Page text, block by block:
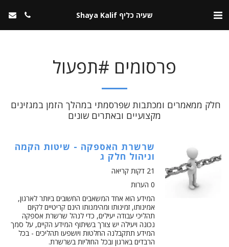
שעיה כליף Shaya Kalif
פרסומים #תפעול
מקצועיים ובאתרים שונים
שרשרת האספקה - שיטות הקמה
וניהול חלק ג
21 דקות קריאה
0 הערות
המידע הוא אחד המשאבים החשובים ביותר לארגון,
אמינותו, זמינותו ומהימנותו הינם קריטיים לקיום
תהליכי עבודה יעילים, כדי לנהל שרשרת אספקה
נכונה ויעילה יש צורך בשיתוף המידע הקיים, על סמך
המידע תתקבלנה החלטות ויושפעו תהליכים - בכל
הרבדים בארגון ובכל החוליות בשרשרת.